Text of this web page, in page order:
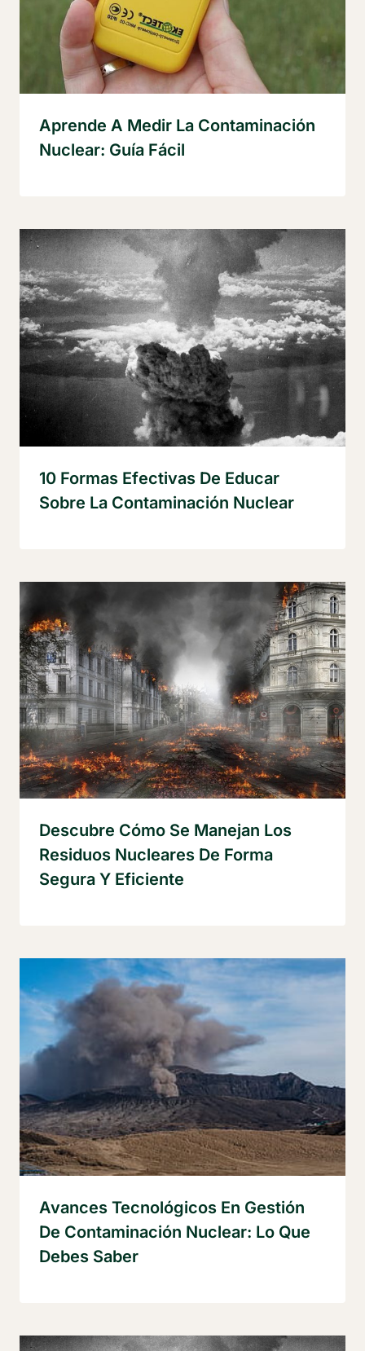
Aprende A Medir La Contaminación
Nuclear: Guía Fácil
10 Formas Efectivas De Educar
Sobre La Contaminación Nuclear
Descubre Cómo Se Manejan Los
Residuos Nucleares De Forma
Segura Y Eficiente
Avances Tecnológicos En Gestión
De Contaminación Nuclear: Lo Que
Debes Saber